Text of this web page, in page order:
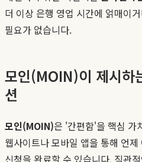
더 이상 은행 영업 시간에 얽매이
필요가 없습니다.
모인(MOIN)이 제시하
션
모인(MOIN)은 '간편함'을 핵심 가
웹사이트나 모바일 앱을 통해 언
신청을 완료할 수 있습니다. 직관